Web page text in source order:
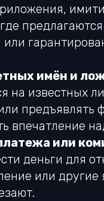
имён и
на известных
предъявлять
впечатление
или
деньги для
или